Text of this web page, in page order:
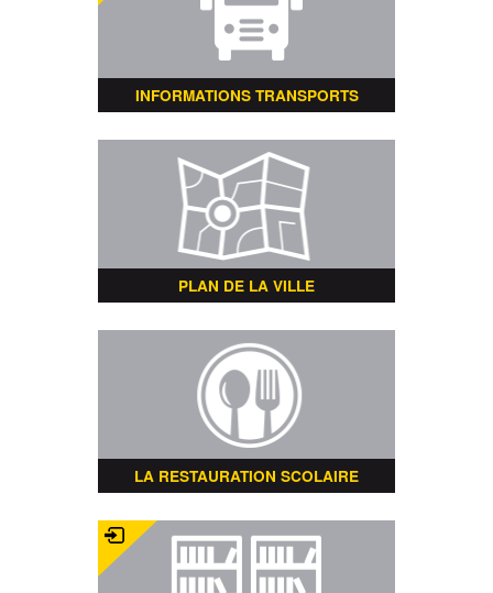
INFORMATIONS TRANSPORTS
PLAN DE LA VILLE
LA RESTAURATION SCOLAIRE